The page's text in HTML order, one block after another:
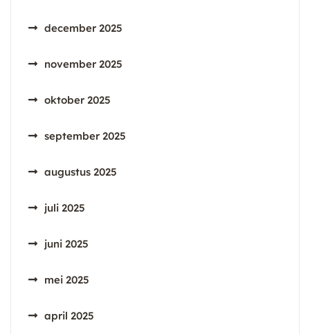
december 2025
november 2025
oktober 2025
september 2025
augustus 2025
juli 2025
juni 2025
mei 2025
april 2025